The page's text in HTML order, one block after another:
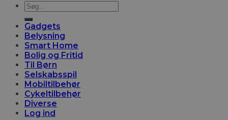
Søg
Gadgets
Belysning
Smart Home
Bolig og Fritid
Til Børn
Selskabsspil
Mobiltilbehør
Cykeltilbehør
Diverse
Log ind